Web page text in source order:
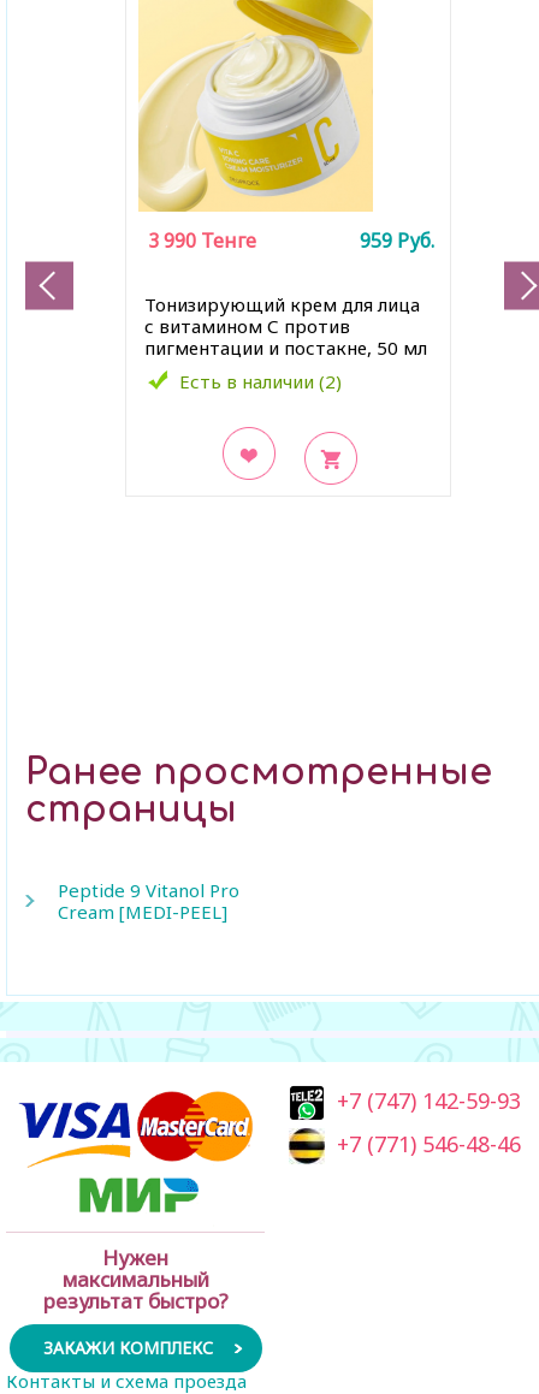
Тонизирующий крем для лица
с витамином С против
пигментации и постакне, 50 мл
Есть в наличии (2)
3 990 Тенге 959 Руб.
Ранее просмотренные
страницы
Peptide 9 Vitanol Pro
Cream [MEDI-PEEL]
Нужен
максимальный
результат быстро?
ЗАКАЖИ КОМПЛЕКС
+7 (747) 142-59-93
+7 (771) 546-48-46
Контакты и схема проезда